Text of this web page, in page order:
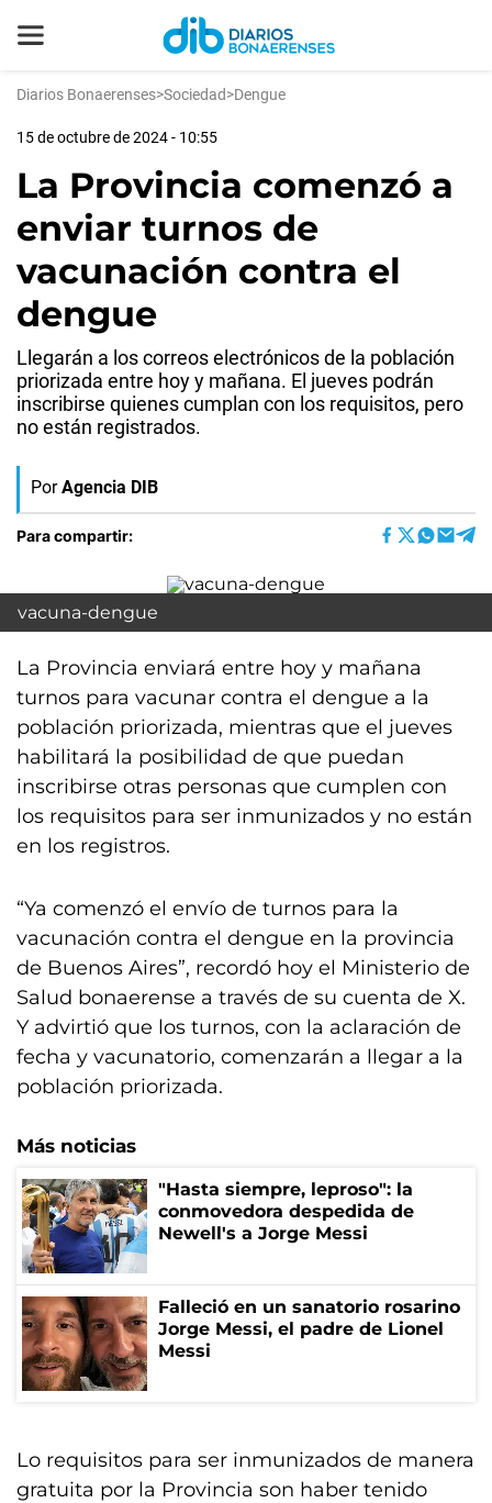
Diarios Bonaerenses>Sociedad>Dengue
15 de octubre de 2024 - 10:55
La Provincia comenzó a
enviar turnos de
vacunación contra el
dengue
Llegarán a los correos electrónicos de la población
priorizada entre hoy y mañana. El jueves podrán
inscribirse quienes cumplan con los requisitos, pero
no están registrados.
Por Agencia DIB
Para compartir:
vacuna-dengue
La Provincia enviará entre hoy y mañana
turnos para vacunar contra el dengue a la
población priorizada, mientras que el jueves
habilitará la posibilidad de que puedan
inscribirse otras personas que cumplen con
los requisitos para ser inmunizados y no están
en los registros.
“Ya comenzó el envío de turnos para la
vacunación contra el dengue en la provincia
de Buenos Aires”, recordó hoy el Ministerio de
Salud bonaerense a través de su cuenta de X.
Y advirtió que los turnos, con la aclaración de
fecha y vacunatorio, comenzarán a llegar a la
población priorizada.
Más noticias
"Hasta siempre, leproso": la
conmovedora despedida de
Newell's a Jorge Messi
Falleció en un sanatorio rosarino
Jorge Messi, el padre de Lionel
Messi
Lo requisitos para ser inmunizados de manera
gratuita por la Provincia son haber tenido